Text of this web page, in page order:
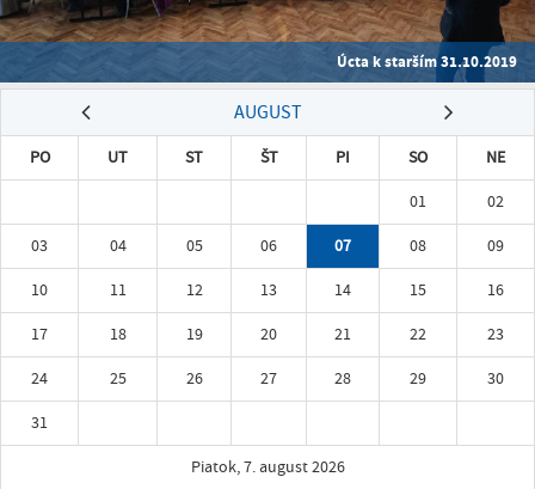
Úcta k starším 31.10.2019
AUGUST
PO UT ST ŠT PI SO
NE
01
02
03
04 05 06 07 08
09
10
11 12 13 14 15
16
17
18 19 20 21 22
23
24
25 26 27 28 29
30
31
Piatok, 7. august 2026